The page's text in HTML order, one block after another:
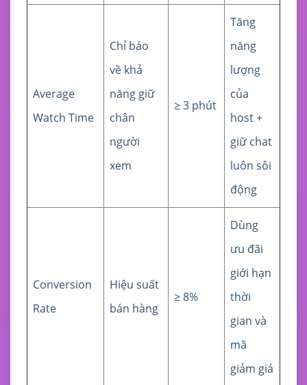
Average
Watch Time
Chỉ báo
về khả
năng giữ
chân
người
xem
≥ 3 phút
Tăng
năng
lượng
của
host +
giữ chat
luôn sôi
động
Conversion
Rate
Hiệu suất
bán hàng
≥ 8%
Dùng
ưu đãi
giới hạn
thời
gian và
mã
giảm giá